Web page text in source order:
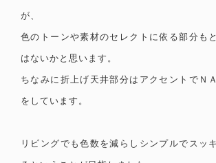
が、
色のトーンや素材のセレクトに依る部分も
はないかと思います。
ちなみに折上げ天井部分はアクセントでＮ
をしています。
リビングでも色数を減らしシンプルでスッ